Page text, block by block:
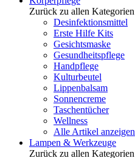
Zurück zu allen Kategorien
Desinfektionsmittel
Erste Hilfe Kits
Gesichtsmaske
Gesundheitspflege
Handpflege
Kulturbeutel
Lippenbalsam
Sonnencreme
Taschentücher
Wellness
Alle Artikel anzeigen
Lampen & Werkzeuge
Zurück zu allen Kategorien